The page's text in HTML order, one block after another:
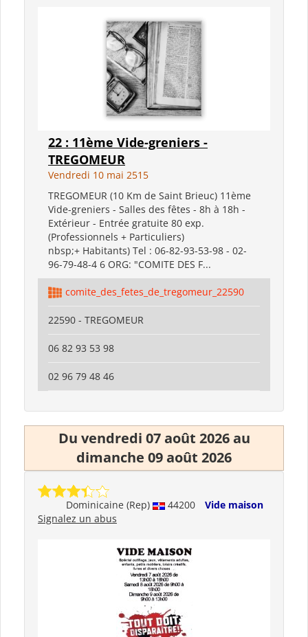
22 : 11ème Vide-greniers -
TREGOMEUR
Vendredi 10 mai 2515
TREGOMEUR (10 Km de Saint Brieuc) 11ème
Vide-greniers - Salles des fêtes - 8h à 18h -
Extérieur - Entrée gratuite 80 exp.
(Professionnels + Particuliers)
nbsp;+ Habitants) Tel : 06-82-93-53-98 - 02-
96-79-48-4 6 ORG: "COMITE DES F...
comite_des_fetes_de_tregomeur_22590
22590 - TREGOMEUR
06 82 93 53 98
02 96 79 48 46
Du vendredi 07 août 2026 au
dimanche 09 août 2026
Dominicaine (Rep) 44200
Vide maison
Signalez un abus